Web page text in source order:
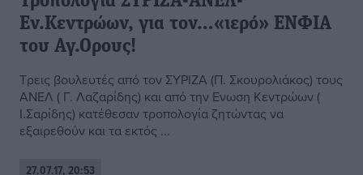
Εν.Κεντρώων, για τον…«ιερό» ΕΝΦΙΑ
του Αγ.Ορους!
Τρεις βουλευτές από τον ΣΥΡΙΖΑ (Π. Σκουρολιάκος) τους
ΑΝΕΛ ( Γ. Λαζαρίδης) και από την Ενωση Κεντρώων (
Ι.Σαρίδης) κατέθεσαν τροπολογία ζητώντας να
εξαιρεθούν και τα εκτός ...
27.07.17, 20:53